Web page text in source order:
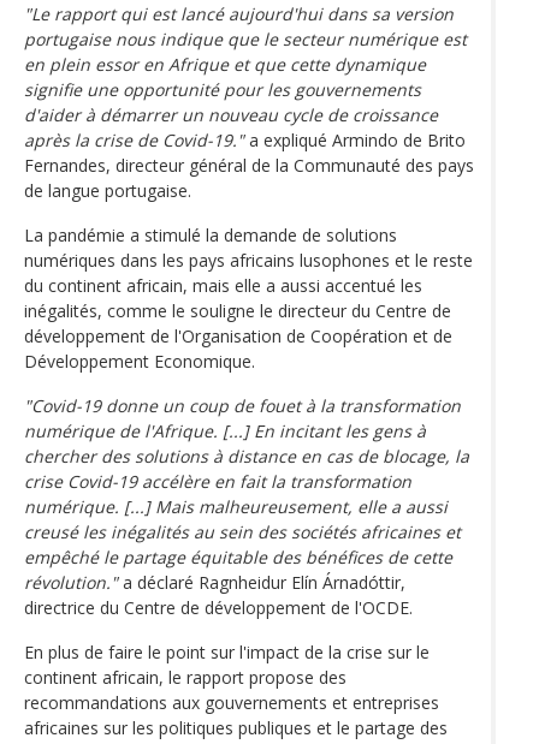
"Le rapport qui est lancé aujourd'hui dans sa version
portugaise nous indique que le secteur numérique est
en plein essor en Afrique et que cette dynamique
signifie une opportunité pour les gouvernements
d'aider à démarrer un nouveau cycle de croissance
après la crise de Covid-19."a expliqué Armindo de Brito
Fernandes, directeur général de la Communauté des pays
de langue portugaise.
La pandémie a stimulé la demande de solutions
numériques dans les pays africains lusophones et le reste
du continent africain, mais elle a aussi accentué les
inégalités, comme le souligne le directeur du Centre de
développement de l'Organisation de Coopération et de
Développement Economique.
"Covid-19 donne un coup de fouet à la transformation
numérique de l'Afrique. [...] En incitant les gens à
chercher des solutions à distance en cas de blocage, la
crise Covid-19 accélère en fait la transformation
numérique. [...] Mais malheureusement, elle a aussi
creusé les inégalités au sein des sociétés africaines et
empêché le partage équitable des bénéfices de cette
révolution."a déclaré Ragnheidur Elín Árnadóttir,
directrice du Centre de développement de l'OCDE.
En plus de faire le point sur l'impact de la crise sur le
continent africain, le rapport propose des
recommandations aux gouvernements et entreprises
africaines sur les politiques publiques et le partage des